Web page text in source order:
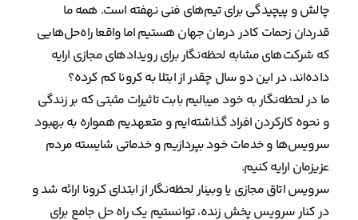
چالش و پیچیدگی برای تیم‌های فنی نهفته است. همه ما
قدردان زحمات کادر درمان جهان هستیم اما واقعا راه‌حل‌هایی
که شرکت‌های مشابه لحظه‌نگار برای رویدادهای مجازی ارایه
داده‌اند، در این دو سال چقدر از ابتلا به کرونا کم کرده؟
ما در لحظه‌نگار به خود میبالیم بابت تاثیرات مثبتی که بر زندگی
و نحوه کارکردن افراد گذاشته‌ایم و متعهدیم همواره به بهبود
سرویس‌ها و خدمات خود بپردازیم و خدماتی شایسته مردم
عزیزمان ارایه کنیم.
سرویس اتاق مجازی یا وبینار لحظه‌نگار از ابتدای کرونا ارائه شد و
در کنار سرویس پخش زنده، توانستیم یک راه حل جامع برای